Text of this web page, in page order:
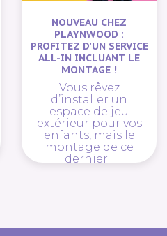
NOUVEAU CHEZ
PLAYNWOOD :
PROFITEZ D’UN SERVICE
ALL-IN INCLUANT LE
MONTAGE !
Vous rêvez
d’installer un
espace de jeu
extérieur pour vos
enfants, mais le
montage de ce
dernier...